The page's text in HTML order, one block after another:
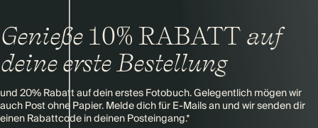
Genieße 10% RABATT auf
deine erste Bestellung
und 20% Rabatt auf dein erstes Fotobuch. Gelegentlich mögen wir
auch Post ohne Papier. Melde dich für E-Mails an und wir senden dir
einen Rabattcode in deinen Posteingang.*